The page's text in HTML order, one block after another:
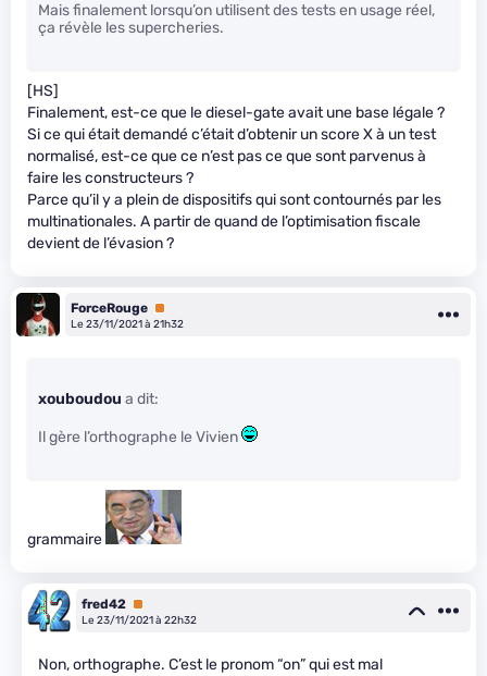
Mais finalement lorsqu’on utilisent des tests en usage réel,
ça révèle les supercheries.
[HS]
Finalement, est-ce que le diesel-gate avait une base légale ?
Si ce qui était demandé c’était d’obtenir un score X à un test
normalisé, est-ce que ce n’est pas ce que sont parvenus à
faire les constructeurs ?
Parce qu’il y a plein de dispositifs qui sont contournés par les
multinationales. A partir de quand de l’optimisation fiscale
devient de l’évasion ?
ForceRouge Premium
Le 23/11/2021 à 21h32
xouboudou a dit:
Il gère l’orthographe le Vivien
grammaire
fred42 Premium
Le 23/11/2021 à 22h32
Non, orthographe. C’est le pronom “on” qui est mal